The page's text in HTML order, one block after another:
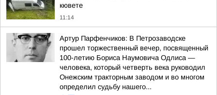
кювете
11:14
Артур Парфенчиков: В Петрозаводске
прошел торжественный вечер, посвященный
100-летию Бориса Наумовича Одлиса —
человека, который четверть века руководил
Онежским тракторным заводом и во многом
определил судьбу нашего...